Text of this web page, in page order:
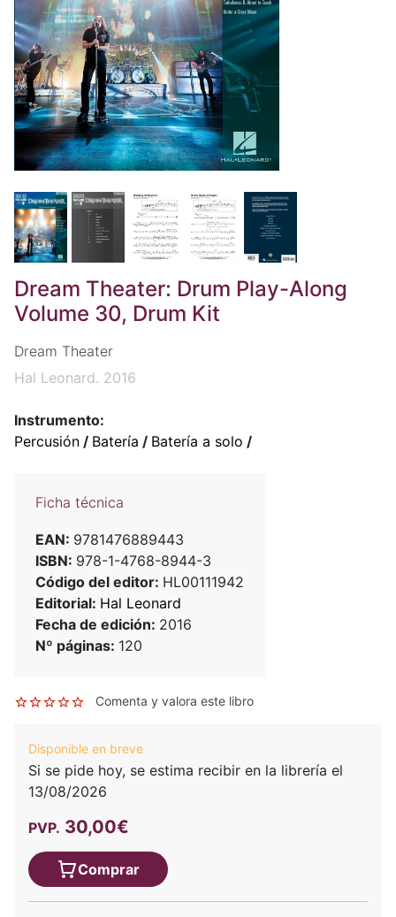
Dream Theater: Drum Play-Along
Volume 30, Drum Kit
Dream Theater
Hal Leonard. 2016
Instrumento:
Percusión / Batería / Batería a solo /
Ficha técnica
EAN: 9781476889443
ISBN: 978-1-4768-8944-3
Código del editor: HL00111942
Editorial: Hal Leonard
Fecha de edición: 2016
Nº páginas: 120
Comenta y valora este libro
Disponible en breve
Si se pide hoy, se estima recibir en la librería el
13/08/2026
PVP. 30,00€
Comprar